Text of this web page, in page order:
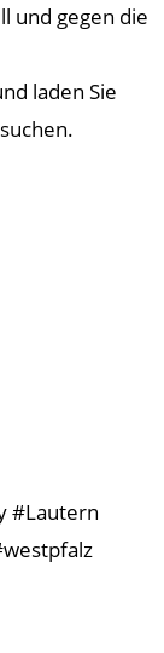
und gegen die
laden Sie
#Lautern